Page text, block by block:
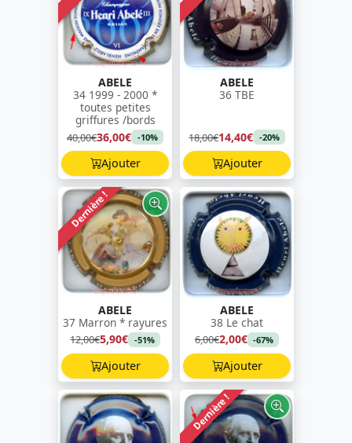
ABELE
34 1999 - 2000 *
toutes petites
griffures /bords
40,00€36,00€ -10%
Ajouter
ABELE
36 TBE
18,00€14,40€ -20%
Ajouter
Dernière !
ABELE
37 Marron * rayures
12,00€5,90€ -51%
Ajouter
ABELE
38 Le chat
6,00€2,00€ -67%
Ajouter
Dernière !